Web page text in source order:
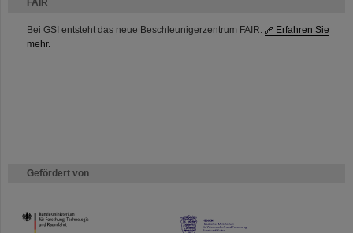
FAIR
Bei GSI entsteht das neue Beschleunigerzentrum FAIR.
Erfahren Sie
mehr.
Gefördert von
HMWK